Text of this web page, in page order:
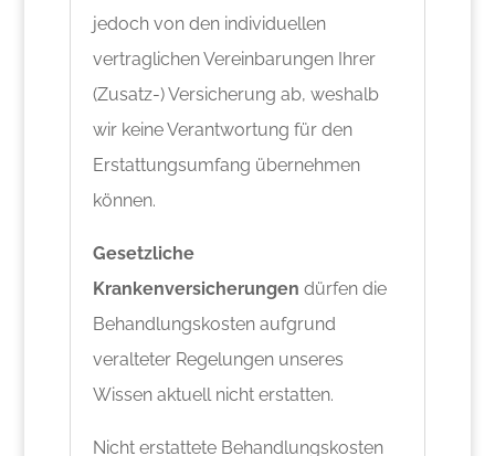
jedoch von den individuellen
vertraglichen Vereinbarungen Ihrer
(Zusatz-) Versicherung ab, weshalb
wir keine Verantwortung für den
Erstattungsumfang übernehmen
können.
Gesetzliche
Krankenversicherungen dürfen die
Behandlungskosten aufgrund
veralteter Regelungen unseres
Wissen aktuell nicht erstatten.
Nicht erstattete Behandlungskosten